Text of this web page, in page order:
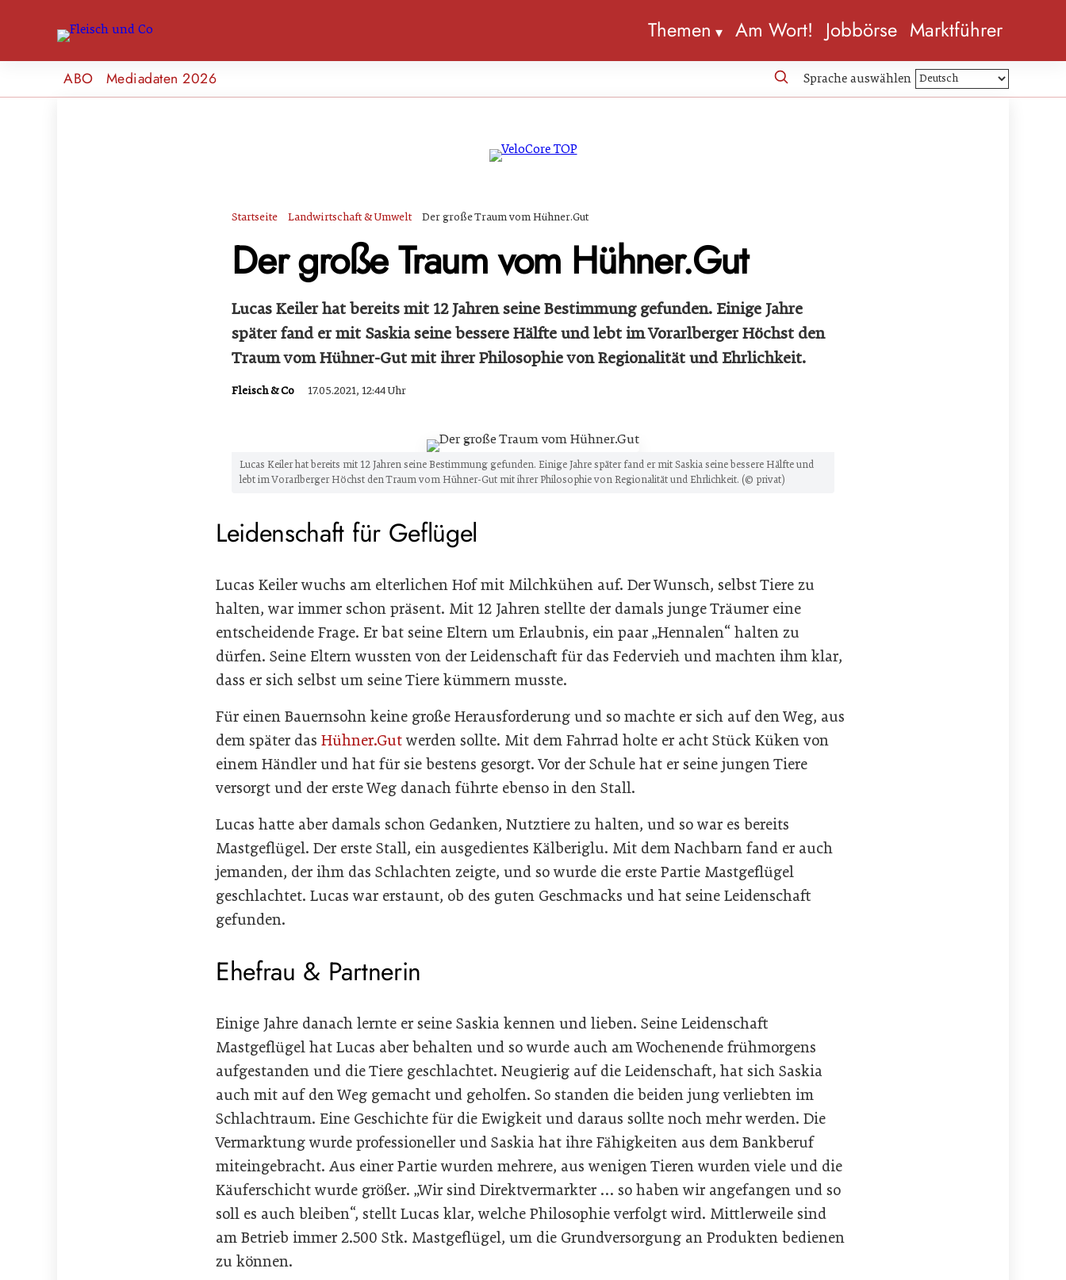
Themen Am Wort! Jobbörse Marktführer
ABO Mediadaten 2026 Sprache auswählen
Startseite Landwirtschaft & Umwelt Der große Traum vom Hühner.Gut
Der große Traum vom Hühner.Gut
Lucas Keiler hat bereits mit 12 Jahren seine Bestimmung gefunden. Einige Jahre
später fand er mit Saskia seine bessere Hälfte und lebt im Vorarlberger Höchst den
Traum vom Hühner-Gut mit ihrer Philosophie von Regionalität und Ehrlichkeit.
Fleisch & Co 17.05.2021, 12:44 Uhr
Lucas Keiler hat bereits mit 12 Jahren seine Bestimmung gefunden. Einige Jahre später fand er mit Saskia seine bessere Hälfte und
lebt im Vorarlberger Höchst den Traum vom Hühner-Gut mit ihrer Philosophie von Regionalität und Ehrlichkeit. (© privat)
Leidenschaft für Geflügel
Lucas Keiler wuchs am elterlichen Hof mit Milchkühen auf. Der Wunsch, selbst Tiere zu
halten, war immer schon präsent. Mit 12 Jahren stellte der damals junge Träumer eine
entscheidende Frage. Er bat seine Eltern um Erlaubnis, ein paar „Hennalen“ halten zu
dürfen. Seine Eltern wussten von der Leidenschaft für das Federvieh und machten ihm klar,
dass er sich selbst um seine Tiere kümmern musste.
Für einen Bauernsohn keine große Herausforderung und so machte er sich auf den Weg, aus
dem später das Hühner.Gutwerden sollte. Mit dem Fahrrad holte er acht Stück Küken von
einem Händler und hat für sie bestens gesorgt. Vor der Schule hat er seine jungen Tiere
versorgt und der erste Weg danach führte ebenso in den Stall.
Lucas hatte aber damals schon Gedanken, Nutztiere zu halten, und so war es bereits
Mastgeflügel. Der erste Stall, ein ausgedientes Kälberiglu. Mit dem Nachbarn fand er auch
jemanden, der ihm das Schlachten zeigte, und so wurde die erste Partie Mastgeflügel
geschlachtet. Lucas war erstaunt, ob des guten Geschmacks und hat seine Leidenschaft
gefunden.
Ehefrau & Partnerin
Einige Jahre danach lernte er seine Saskia kennen und lieben. Seine Leidenschaft
Mastgeflügel hat Lucas aber behalten und so wurde auch am Wochenende frühmorgens
aufgestanden und die Tiere geschlachtet. Neugierig auf die Leidenschaft, hat sich Saskia
auch mit auf den Weg gemacht und geholfen. So standen die beiden jung verliebten im
Schlachtraum. Eine Geschichte für die Ewigkeit und daraus sollte noch mehr werden. Die
Vermarktung wurde professioneller und Saskia hat ihre Fähigkeiten aus dem Bankberuf
miteingebracht. Aus einer Partie wurden mehrere, aus wenigen Tieren wurden viele und die
Käuferschicht wurde größer. „Wir sind Direktvermarkter … so haben wir angefangen und so
soll es auch bleiben“, stellt Lucas klar, welche Philosophie verfolgt wird. Mittlerweile sind
am Betrieb immer 2.500 Stk. Mastgeflügel, um die Grundversorgung an Produkten bedienen
zu können.